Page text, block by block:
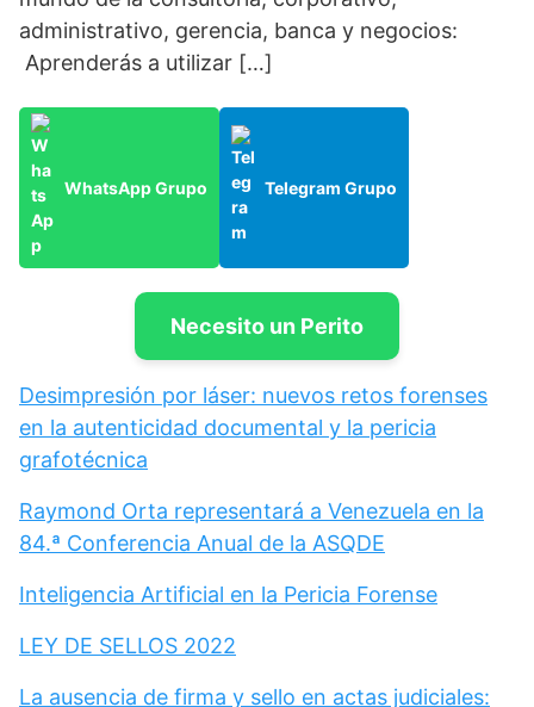
administrativo, gerencia, banca y negocios:
Aprenderás a utilizar […]
WhatsApp Grupo Telegram Grupo
Necesito un Perito
Desimpresión por láser: nuevos retos forenses
en la autenticidad documental y la pericia
grafotécnica
Raymond Orta representará a Venezuela en la
84.ª Conferencia Anual de la ASQDE
Inteligencia Artificial en la Pericia Forense
LEY DE SELLOS 2022
La ausencia de firma y sello en actas judiciales: